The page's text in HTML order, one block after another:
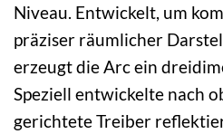
Niveau. Entwickelt, um
präziser räumlicher
erzeugt die Arc ein
Speziell entwickelte nach
gerichtete Treiber